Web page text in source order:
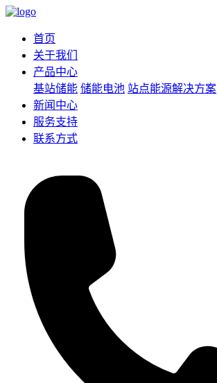
首页
关于我们
产品中心
基站储能 储能电池 站点能源解决方案
新闻中心
服务支持
联系方式